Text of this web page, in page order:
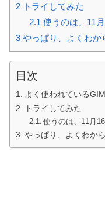
2 トライしてみた
2.1 使うのは、11
3 やっぱり、よくわか
目次
よく使われている
トライしてみた
使うのは、11月
やっぱり、よくわか